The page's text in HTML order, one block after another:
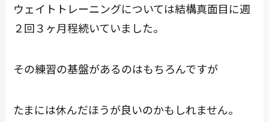
ウェイトトレーニングについては結構真面目に週
２回３ヶ月程続いていました。
その練習の基盤があるのはもちろんですが
たまには休んだほうが良いのかもしれません。